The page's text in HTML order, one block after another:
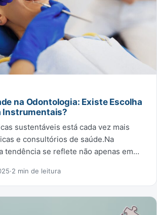
na Odontologia: Existe Escolha
Instrumentais?
sustentáveis está cada vez mais
e consultórios de saúde.Na
tendência se reflete não apenas em…
·2 min de leitura